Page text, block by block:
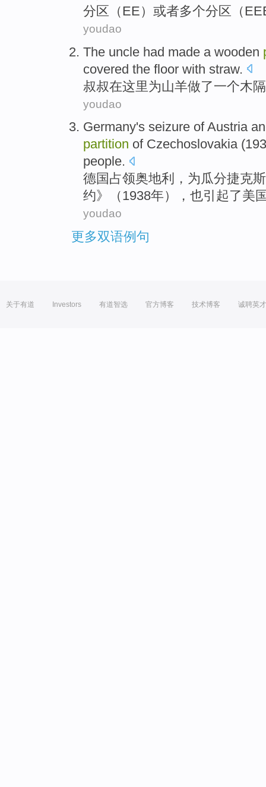
分区 （EE） 或者多个分区 （
youdao
The uncle had made a wooden
covered the floor with straw.
叔叔在这里为山羊做了一个木
youdao
Germany's seizure ofAustria
partition of Czechoslovakia
people.
德国 占领奥地利 ， 为 瓜分捷克
约》（1938年）， 也引起了美
youdao
更多双语例句
关于有道 Investors 有道智选 官方博客 技术博客 诚聘英才